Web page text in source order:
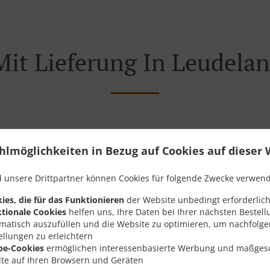
in Bezug auf Cookies auf dieser
unsere Drittpartner können Cookies für folgende Zwecke
die für das Funktionieren der Website unbedingt
Cookies helfen uns, Ihre Daten bei Ihrer nächsten
auszufüllen und die Website zu optimieren, um
zu erleichtern
Cookies ermöglichen interessenbasierte Werbung und
auf Ihren Browsern und Geräten
Lieferung In
Nähe von Leudelange Cessange und freuen uns auf Ihre
Online-Menü anzusehen und bestellen Sie wenn
Ihre Bestellung mit einer individuellen Zeitabschätzung
Angebote